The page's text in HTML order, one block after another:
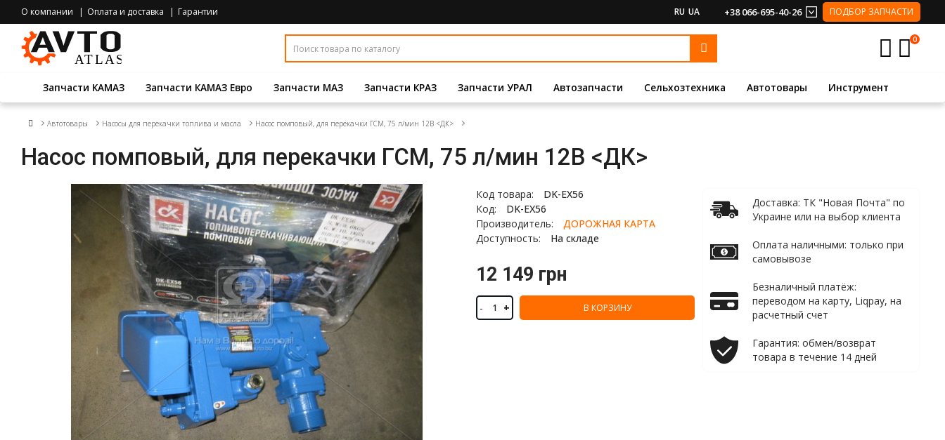
О компании Оплата и доставка Гарантии RU UA +38 066-695-40-26 ПОДБОР ЗАПЧАСТИ
0
Запчасти КАМАЗ Запчасти КАМАЗ Евро Запчасти МАЗ Запчасти КРАЗ Запчасти УРАЛ Автозапчасти Сельхозтехника Автотовары Инструмент
Автотовары Насосы для перекачки топлива и масла Насос помповый, для перекачки ГСМ, 75 л/мин 12В <ДК>
Насос помповый, для перекачки ГСМ, 75 л/мин 12В <ДК>
Код товара:
DK-EX56
Код:
DK-EX56
Производитель:
ДОРОЖНАЯ КАРТА
Доступность:
На складе
12 149 грн
- + В КОРЗИНУ
Доставка: ТК "Новая Почта" по
Украине или на выбор клиента
Оплата наличными: только при
самовывозе
Безналичный платёж:
переводом на карту, Liqpay, на
расчетный счет
Гарантия: обмен/возврат
товара в течение 14 дней